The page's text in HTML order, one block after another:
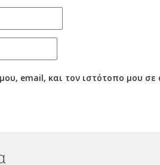
email, και τον ιστότοπο μου